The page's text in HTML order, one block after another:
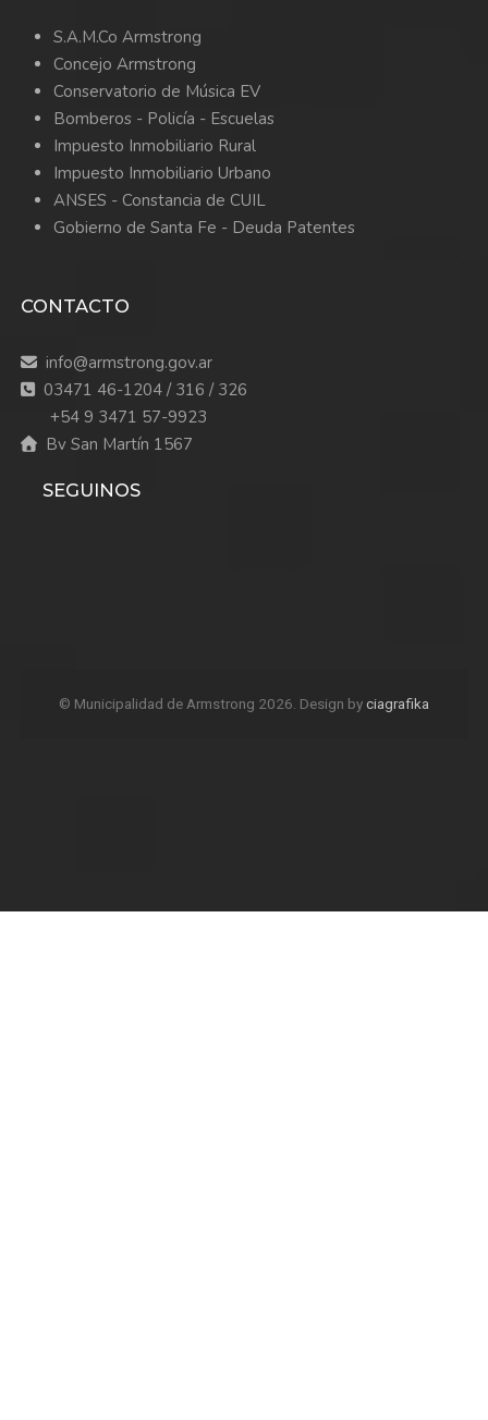
S.A.M.Co Armstrong
Concejo Armstrong
Conservatorio de Música EV
Bomberos - Policía - Escuelas
Impuesto Inmobiliario Rural
Impuesto Inmobiliario Urbano
ANSES - Constancia de CUIL
Gobierno de Santa Fe - Deuda Patentes
CONTACTO
info@armstrong.gov.ar
03471 46-1204 / 316 / 326
+54 9 3471 57-9923
Bv San Martín 1567
SEGUINOS
© Municipalidad de Armstrong 2026. Design byciagrafika